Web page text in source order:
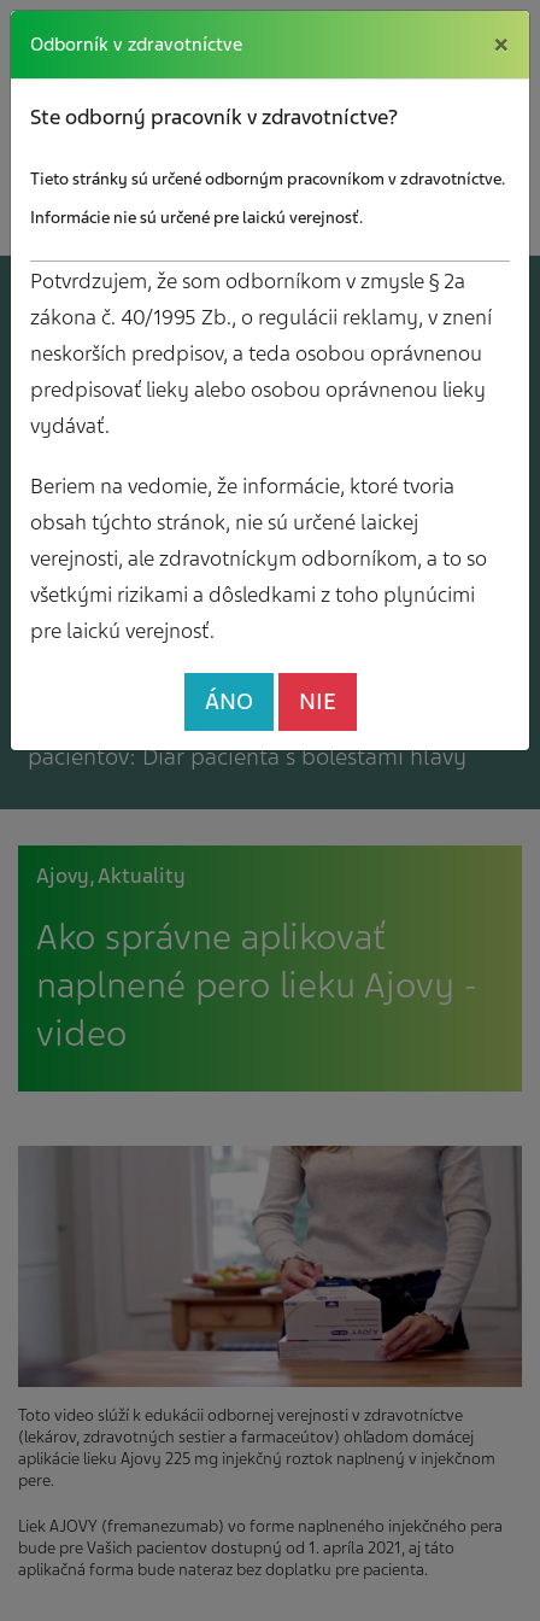
×
AJOV Y
Mám záujem o zasielanie odborného
spravodajcu
pacientov: Diár pacienta s bolesťami hlavy
Ajovy, Aktuality
Ako správne aplikovať
naplnené pero lieku Ajovy -
video
Toto video slúží k edukácii odbornej verejnosti v zdravotníctve
(lekárov, zdravotných sestier a farmaceútov) ohľadom domácej
aplikácie lieku Ajovy 225 mg injekčný roztok naplnený v injekčnom
pere.
Liek AJOVY (fremanezumab) vo forme naplneného injekčného pera
bude pre Vašich pacientov dostupný od 1. apríla 2021, aj táto
aplikačná forma bude nateraz bez doplatku pre pacienta.
Odborník v zdravotníctve ×
Ste odborný pracovník v zdravotníctve?
Tieto stránky sú určené odborným pracovníkom v zdravotníctve.
Informácie nie sú určené pre laickú verejnosť.
Potvrdzujem, že som odborníkom v zmysle § 2a
zákona č. 40/1995 Zb., o regulácii reklamy, v znení
neskorších predpisov, a teda osobou oprávnenou
predpisovať lieky alebo osobou oprávnenou lieky
vydávať.
Beriem na vedomie, že informácie, ktoré tvoria
obsah týchto stránok, nie sú určené laickej
verejnosti, ale zdravotníckym odborníkom, a to so
všetkými rizikami a dôsledkami z toho plynúcimi
pre laickú verejnosť.
ÁNO NIE